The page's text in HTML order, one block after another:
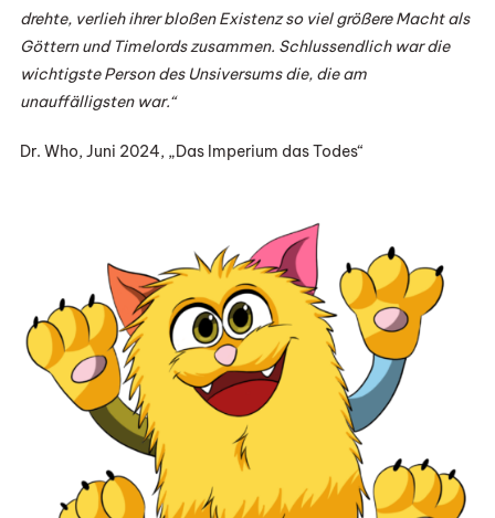
drehte, verlieh ihrer bloßen Existenz so viel größere Macht als
Göttern und Timelords zusammen. Schlussendlich war die
wichtigste Person des Unsiversums die, die am
unauffälligsten war.“
Dr. Who, Juni 2024, „Das Imperium das Todes“